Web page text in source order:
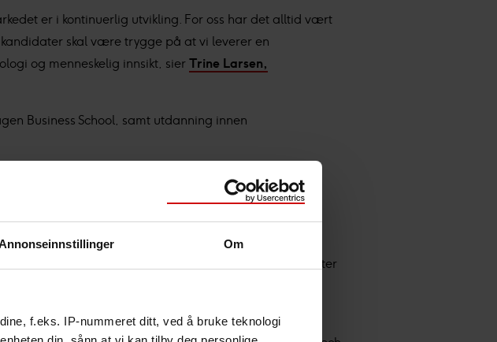
Om
f.eks. IP-nummeret ditt, ved å bruke teknologi
er i kontinuerlig utvikling. For oss har det alltid vært
skal være trygge på at vi leverer en
og menneskelig innsikt, sier Trine Larsen,
Business School, samt utdanning innen
et svært verdifullt tilskudd til teamet vårt, sier Larsen.
Vi hjelper virksomheter
spesialistrekruttering og fleksibel tilgang på